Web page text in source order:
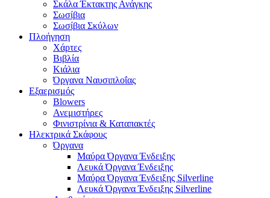
Σκάλα Έκτακτης Ανάγκης
Σωσίβια
Σωσίβια Σκύλων
Πλοήγηση
Χάρτες
Βιβλία
Κιάλια
Όργανα Ναυσιπλοΐας
Εξαερισμός
Blowers
Ανεμιστήρες
Φινιστρίνια & Καταπακτές
Ηλεκτρικά Σκάφους
Όργανα
Μαύρα Όργανα Ένδειξης
Λευκά Όργανα Ένδειξης
Μαύρα Όργανα Ένδειξης Silverline
Λευκά Όργανα Ένδειξης Silverline